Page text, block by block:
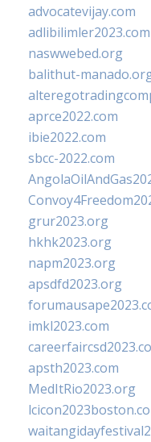
advocatevijay.com
adlibilimler2023.com
naswwebed.org
balithut-
aprce2022.com
ibie2022.com
sbcc-2022.com
grur2023.org
hkhk2023.org
napm2023.org
apsdfd2023.org
imkl2023.com
apsth2023.com
MedItRio2023.org